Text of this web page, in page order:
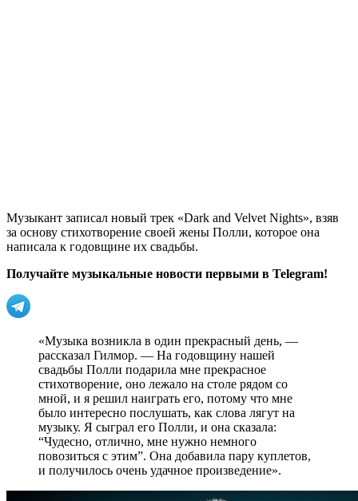
Музыкант записал новый трек «Dark and Velvet Nights», взяв
за основу стихотворение своей жены Полли, которое она
написала к годовщине их свадьбы.
Получайте музыкальные новости первыми в Telegram!
«Музыка возникла в один прекрасный день, —
рассказал Гилмор. — На годовщину нашей
свадьбы Полли подарила мне прекрасное
стихотворение, оно лежало на столе рядом со
мной, и я решил наиграть его, потому что мне
было интересно послушать, как слова лягут на
музыку. Я сыграл его Полли, и она сказала:
“Чудесно, отлично, мне нужно немного
повозиться с этим”. Она добавила пару куплетов,
и получилось очень удачное произведение».